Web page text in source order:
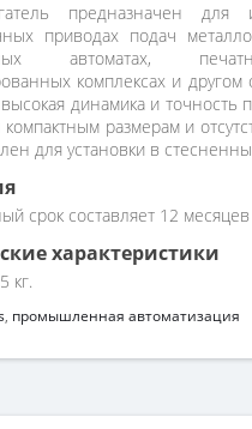
предназначен для
приводах подач
автоматах,
комплексах и другом
высокая динамика и точность
компактным размерам и
для установки в
срок составляет 12
характеристики
кг.
, промышленная автоматизация